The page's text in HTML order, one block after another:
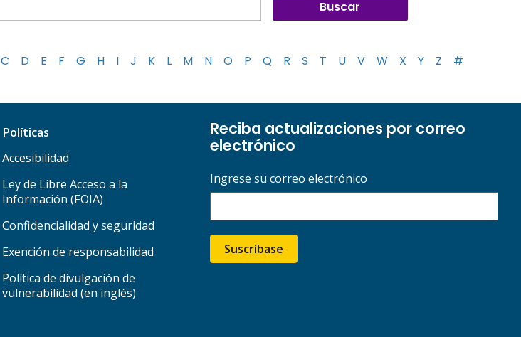
C D E F G H I J K L M N O P Q R S T U V W X Y Z #
Políticas
Accesibilidad
Ley de Libre Acceso a la
Información (FOIA)
Confidencialidad y seguridad
Exención de responsabilidad
Política de divulgación de
vulnerabilidad (en inglés)
Reciba actualizaciones por correo
electrónico
Ingrese su correo electrónico
Suscríbase